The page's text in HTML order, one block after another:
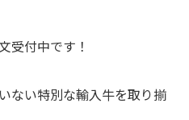
中です！
ない特別な輸入牛を取り揃